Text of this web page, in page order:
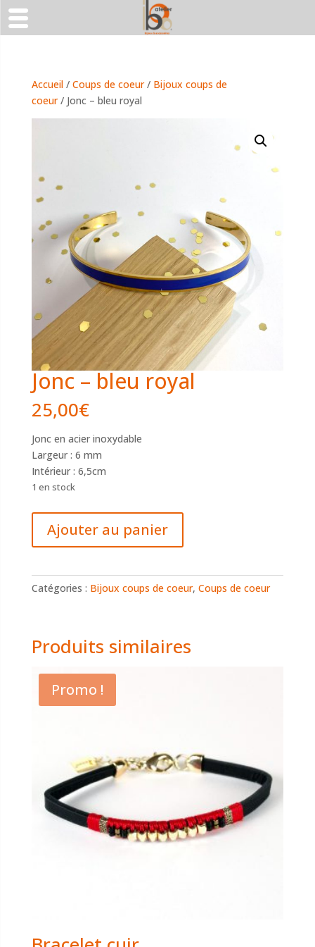
Accueil/ Coups de coeur/ Bijoux coups de
coeur/ Jonc – bleu royal
Jonc – bleu royal
25,00€
Jonc en acier inoxydable
Largeur : 6 mm
Intérieur : 6,5cm
1 en stock
bleu
Ajouter au panier
Catégories : Bijoux coups de coeur, Coups de coeur
Produits similaires
Promo !